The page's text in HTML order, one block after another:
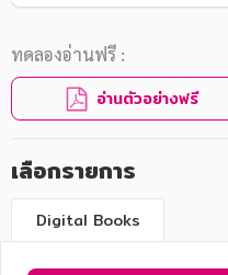
ทดลองอ่านฟรี :
อ่านตัวอย่างฟรี
เลือกรายการ
Digital Books